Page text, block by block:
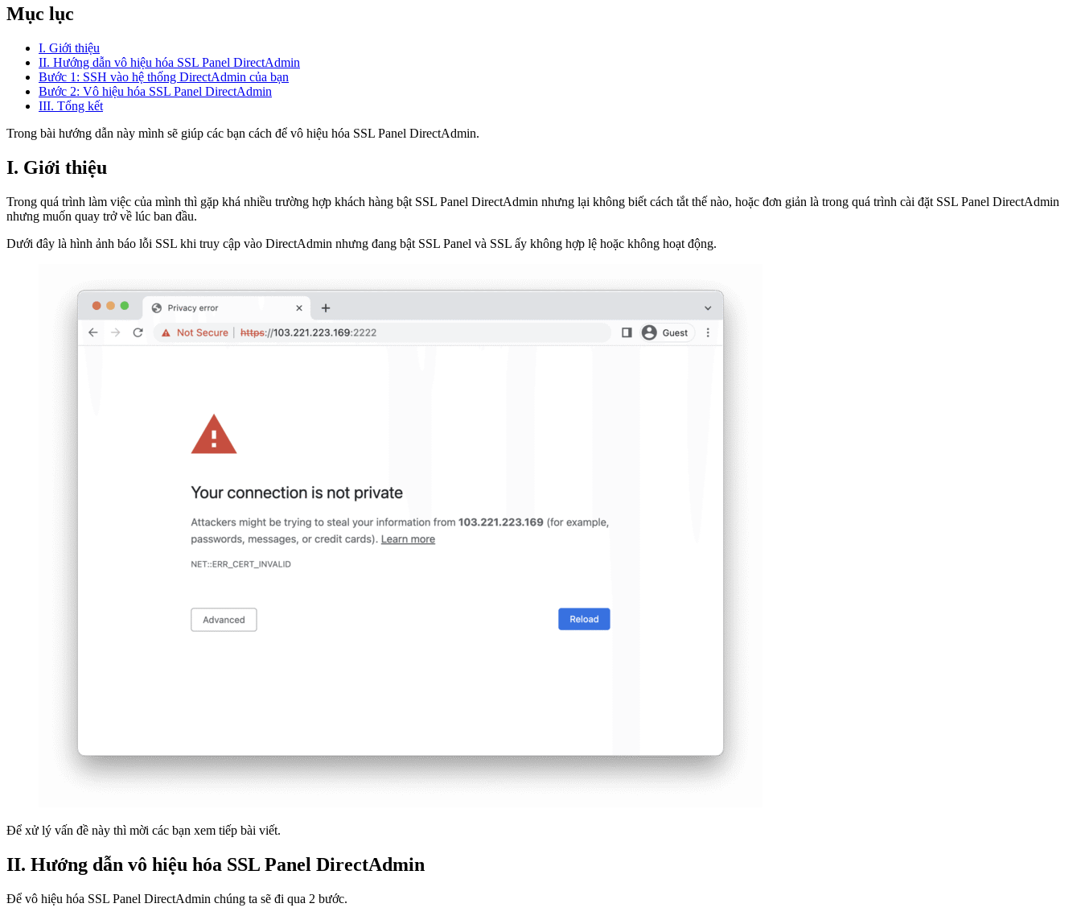
Mục lục
I. Giới thiệu
II. Hướng dẫn vô hiệu hóa SSL Panel DirectAdmin
Bước 1: SSH vào hệ thống DirectAdmin của bạn
Bước 2: Vô hiệu hóa SSL Panel DirectAdmin
III. Tổng kết
Trong bài hướng dẫn này mình sẽ giúp các bạn cách để vô hiệu hóa SSL Panel DirectAdmin.
I. Giới thiệu
Trong quá trình làm việc của mình thì gặp khá nhiều trường hợp khách hàng bật SSL Panel DirectAdmin nhưng lại không biết cách tắt thế nào, hoặc đơn giản là trong quá trình cài đặt SSL Panel DirectAdmin
nhưng muốn quay trở về lúc ban đầu.
Dưới đây là hình ảnh báo lỗi SSL khi truy cập vào DirectAdmin nhưng đang bật SSL Panel và SSL ấy không hợp lệ hoặc không hoạt động.
Để xử lý vấn đề này thì mời các bạn xem tiếp bài viết.
II. Hướng dẫn vô hiệu hóa SSL Panel DirectAdmin
Để vô hiệu hóa SSL Panel DirectAdmin chúng ta sẽ đi qua 2 bước.